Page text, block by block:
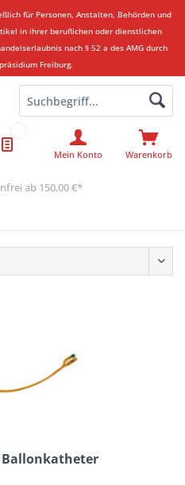
für Personen, Anstalten, Behörden und
in ihrer beruflichen oder dienstlichen
nach § 52 a des AMG durch
Freiburg.
ab 150,00 €*
Warenkorb
Mein Konto
Ballonkatheter